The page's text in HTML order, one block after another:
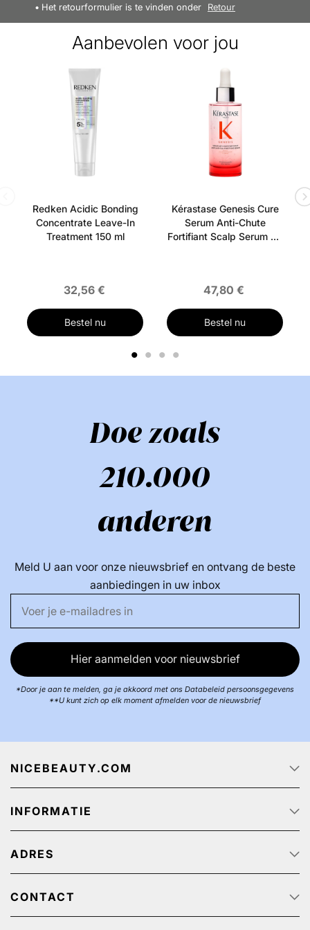
Spray op droog haar met een afstand van ca. 30 cm -
Verwerk het product in het haar en style zoals gewenst
Ingrediëntenlijst: Dimethyl Ether, Alcohol denat,
Glycerine, Aqua (Water, Eau),
Octylacrylamide/Acrylaten/Butylaminoethyl
Methacrylaat Copolymeer, Aminomethyl Propanol,
PEG-60 Gehydrogeneerd Ricinusolie, parfum (geur),
isopropylmyristaat, linalool, limoneen, benzoëzuur,
geraniol, methylbenzoaat
Het retourformulier is te vinden onder
Retour
Aanbevolen voor jou
Redken Acidic Bonding
Concentrate Leave-In
Treatment 150 ml
32,56 €
Bestel nu
Kérastase Genesis Cure
Serum Anti-Chute
Fortifiant Scalp Serum 90
47,80 €
Bestel nu
1 2 3 4
Doe zoals
210.000
anderen
Meld U aan voor onze nieuwsbrief en ontvang de beste
aanbiedingen in uw inbox
Hier aanmelden voor nieuwsbrief
*Door je aan te melden, ga je akkoord met ons Databeleid persoonsgegevens
**U kunt zich op elk moment afmelden voor de nieuwsbrief
NICEBEAUTY.COM
Startpagina
Over ons
Track & Trace
Reclame aanbiedingen
INFORMATIE
Klantenservice - Q & A
Privacy beleid
Algemene Voorwaarden
Retour
ADRES
NiceBeauty ApS
Stærevej 2,
6705 Esbjerg, Denmark
CONTACT
Klantenservice: (+31) 20 891 0380 (We speak English)